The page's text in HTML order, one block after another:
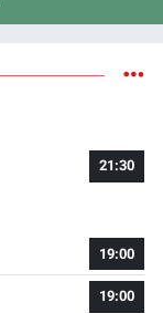
21:30
19:00
19:00